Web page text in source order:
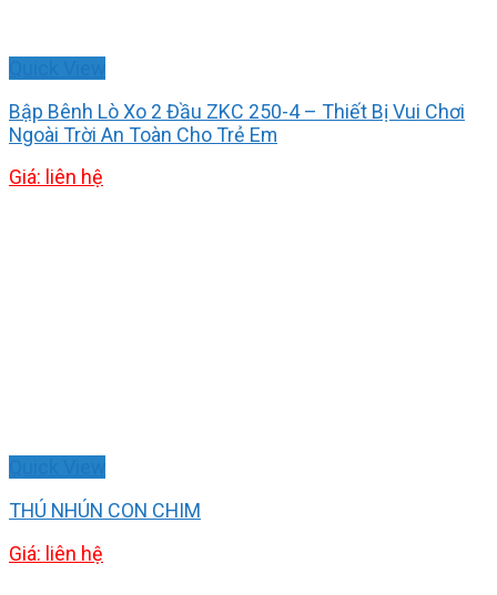
Bập Bênh Lò Xo 2 Đầu ZKC 250-4 – Thiết Bị Vui Chơi
Ngoài Trời An Toàn Cho Trẻ Em
Giá: liên hệ
THÚ NHÚN CON CHIM
Giá: liên hệ